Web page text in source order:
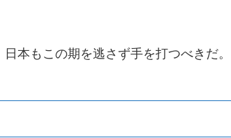
本もこの期を逃さず手を打つべきだ。